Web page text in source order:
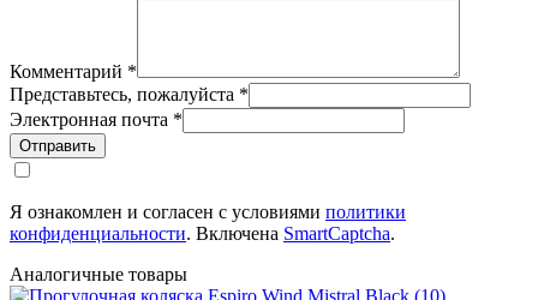
Комментарий *
Представьтесь, пожалуйста *
Электронная почта *
Отправить
Я ознакомлен и согласен с условиями политики
конфиденциальности. Включена SmartCaptcha.
Аналогичные товары